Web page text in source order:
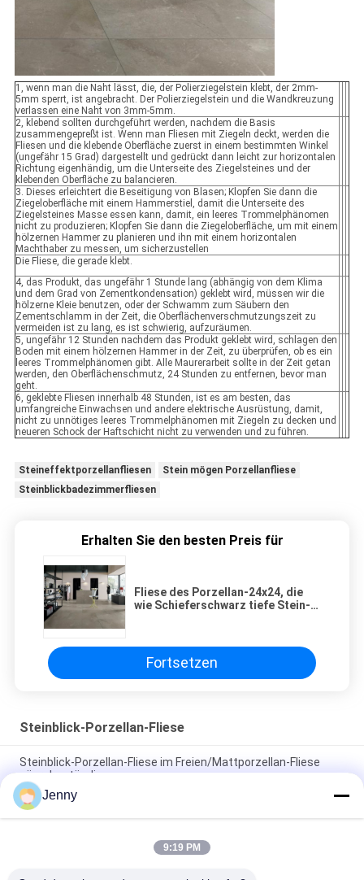
1, wenn man die Naht lässt, die, der Polierziegelstein klebt, der 2mm-
5mm sperrt, ist angebracht. Der Polierziegelstein und die Wandkreuzung
verlassen eine Naht von 3mm-5mm.
2, klebend sollten durchgeführt werden, nachdem die Basis
zusammengepreßt ist. Wenn man Fliesen mit Ziegeln deckt, werden die
Fliesen und die klebende Oberfläche zuerst in einem bestimmten Winkel
(ungefähr 15 Grad) dargestellt und gedrückt dann leicht zur horizontalen
Richtung eigenhändig, um die Unterseite des Ziegelsteines und der
klebenden Oberfläche zu balancieren.
3. Dieses erleichtert die Beseitigung von Blasen; Klopfen Sie dann die
Ziegeloberfläche mit einem Hammerstiel, damit die Unterseite des
Ziegelsteines Masse essen kann, damit, ein leeres Trommelphänomen
nicht zu produzieren; Klopfen Sie dann die Ziegeloberfläche, um mit einem
hölzernen Hammer zu planieren und ihn mit einem horizontalen
Machthaber zu messen, um sicherzustellen
Die Fliese, die gerade klebt.
4, das Produkt, das ungefähr 1 Stunde lang (abhängig von dem Klima
und dem Grad von Zementkondensation) geklebt wird, müssen wir die
hölzerne Kleie benutzen, oder der Schwamm zum Säubern den
Zementschlamm in der Zeit, die Oberflächenverschmutzungszeit zu
vermeiden ist zu lang, es ist schwierig, aufzuräumen.
5, ungefähr 12 Stunden nachdem das Produkt geklebt wird, schlagen den
Boden mit einem hölzernen Hammer in der Zeit, zu überprüfen, ob es ein
leeres Trommelphänomen gibt. Alle Maurerarbeit sollte in der Zeit getan
werden, den Oberflächenschmutz, 24 Stunden zu entfernen, bevor man
geht.
6, geklebte Fliesen innerhalb 48 Stunden, ist es am besten, das
umfangreiche Einwachsen und andere elektrische Ausrüstung, damit,
nicht zu unnötiges leeres Trommelphänomen mit Ziegeln zu decken und
neueren Schock der Haftschicht nicht zu verwenden und zu führen.
Steineffektporzellanfliesen
Stein mögen Porzellanfliese
Steinblickbadezimmerfliesen
Erhalten Sie den besten Preis für
Fliese des Porzellan-24x24, die
wie Schieferschwarz tiefe Stein-
Fortsetzen
Steinblick-Porzellan-Fliese
Steinblick-Porzellan-Fliese im Freien/Mattporzellan-Fliese
säurebeständig
30 x 60 cm Sandstein-Blick-Porzellan-Fliese glasig-glänzende
Baumaterial-Unterstützung
Rustikale Steinblick-Porzellan-Fliesen-/Stein-Blick-Porzellan-
Jenny
9:19 PM